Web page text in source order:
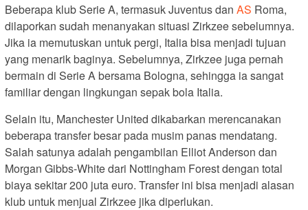
Beberapa klub Serie A, termasuk Juventus dan AS Roma,
dilaporkan sudah menanyakan situasi Zirkzee sebelumnya.
Jika ia memutuskan untuk pergi, Italia bisa menjadi tujuan
yang menarik baginya. Sebelumnya, Zirkzee juga pernah
bermain di Serie A bersama Bologna, sehingga ia sangat
familiar dengan lingkungan sepak bola Italia.
Selain itu, Manchester United dikabarkan merencanakan
beberapa transfer besar pada musim panas mendatang.
Salah satunya adalah pengambilan Elliot Anderson dan
Morgan Gibbs-White dari Nottingham Forest dengan total
biaya sekitar 200 juta euro. Transfer ini bisa menjadi alasan
klub untuk menjual Zirkzee jika diperlukan.